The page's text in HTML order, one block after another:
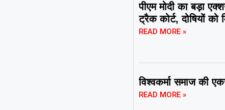
पीएम मोदी का बड़ा
ट्रैक कोर्ट, दोषियों
READ MORE »
विश्वकर्मा समाज की
READ MORE »